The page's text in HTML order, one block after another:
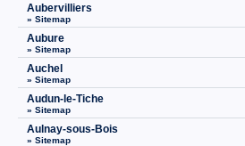
Aubervilliers
» Sitemap
Aubure
» Sitemap
Auchel
» Sitemap
Audun-le-Tiche
» Sitemap
Aulnay-sous-Bois
» Sitemap